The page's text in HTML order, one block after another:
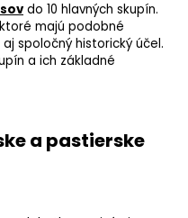
do 10 hlavných skupín.
majú podobné
spoločný historický účel.
a ich základné
a pastierske